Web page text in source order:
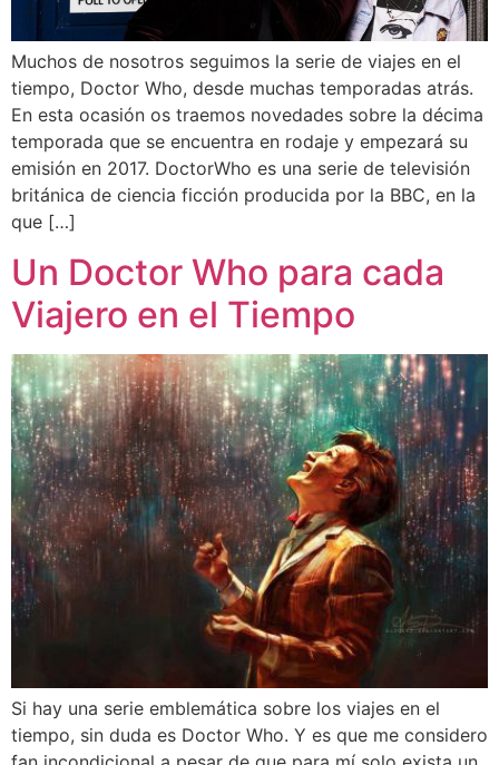
Muchos de nosotros seguimos la serie de viajes en el
tiempo, Doctor Who, desde muchas temporadas atrás.
En esta ocasión os traemos novedades sobre la décima
temporada que se encuentra en rodaje y empezará su
emisión en 2017. DoctorWho es una serie de televisión
británica de ciencia ficción producida por la BBC, en la
que […]
Un Doctor Who para cada
Viajero en el Tiempo
Si hay una serie emblemática sobre los viajes en el
tiempo, sin duda es Doctor Who. Y es que me considero